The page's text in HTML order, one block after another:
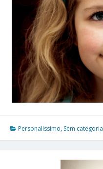
Personalíssimo, Sem categoria